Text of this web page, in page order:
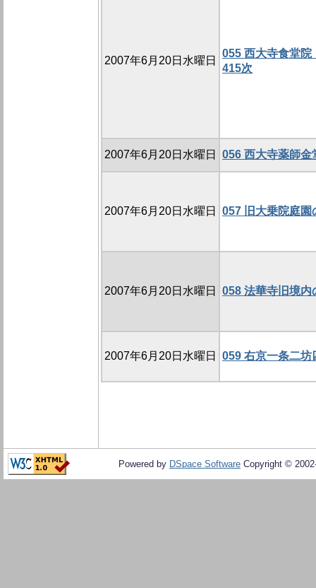
2007年6月20日水曜日
055 西大寺食堂院
415次
2007年6月20日水曜日 056 西大寺薬師金
2007年6月20日水曜日 057 旧大乗院庭園
2007年6月20日水曜日 058 法華寺旧境内
2007年6月20日水曜日 059 右京一条二坊
Powered by DSpace Software Copyright ©